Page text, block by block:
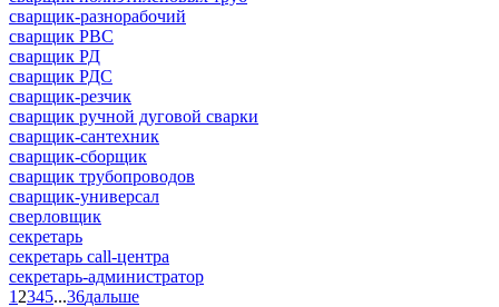
сварщик-разнорабочий
сварщик РВС
сварщик РД
сварщик РДС
сварщик-резчик
сварщик ручной дуговой сварки
сварщик-сантехник
сварщик-сборщик
сварщик трубопроводов
сварщик-универсал
сверловщик
секретарь
секретарь call-центра
секретарь-администратор
1 2345...36дальше